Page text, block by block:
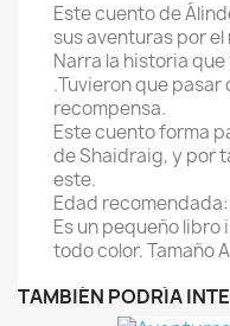
Este cuento de
sus aventuras por el
Narra la historia
.Tuvieron que
recompensa.
Este cuento forma
de Shaidraig, y por
este.
Edad
Es un pequeño libro
todo color. Tamaño
TAMBIÉN PODRÍA